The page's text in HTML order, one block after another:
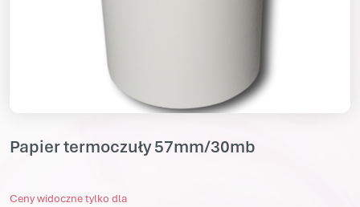
Papier termoczuły 57mm/30mb
Ceny widoczne tylko dla